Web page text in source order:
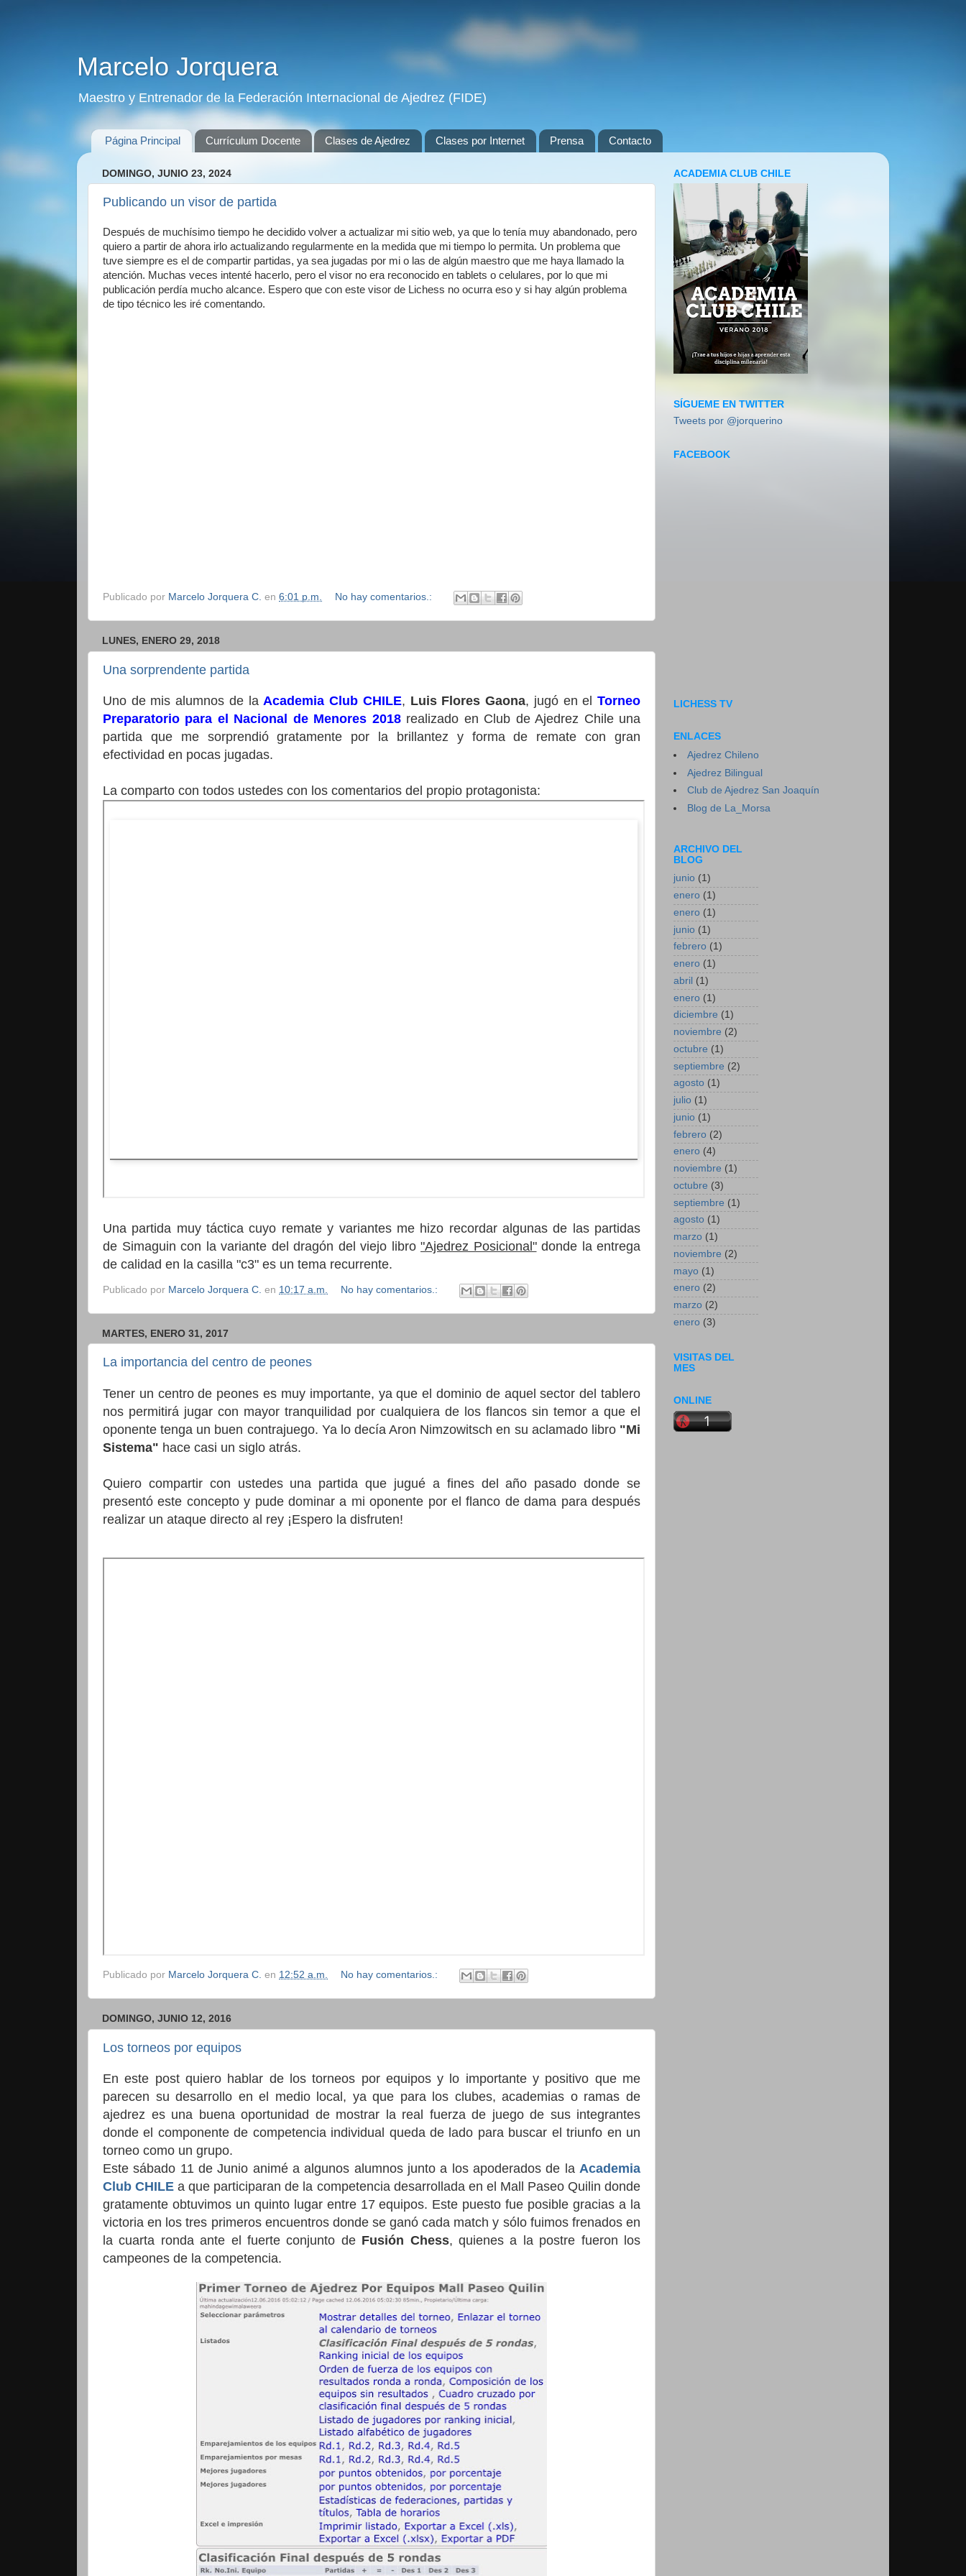
Marcelo Jorquera
Maestro y Entrenador de la Federación Internacional de Ajedrez (FIDE)
Página Principal Currículum Docente Clases de Ajedrez Clases por Internet Prensa Contacto
DOMINGO, JUNIO 23, 2024
Publicando un visor de partida
Después de muchísimo tiempo he decidido volver a actualizar mi sitio web, ya que lo tenía muy abandonado, pero
quiero a partir de ahora irlo actualizando regularmente en la medida que mi tiempo lo permita. Un problema que
tuve siempre es el de compartir partidas, ya sea jugadas por mi o las de algún maestro que me haya llamado la
atención. Muchas veces intenté hacerlo, pero el visor no era reconocido en tablets o celulares, por lo que mi
publicación perdía mucho alcance. Espero que con este visor de Lichess no ocurra eso y si hay algún problema
de tipo técnico les iré comentando.
Publicado por Marcelo Jorquera C. en 6:01 p.m. No hay comentarios.:
LUNES, ENERO 29, 2018
Una sorprendente partida
Uno de mis alumnos de laAcademia Club CHILE, Luis Flores Gaona, jugó en elTorneo
Preparatorio para el Nacional de Menores 2018realizado en Club de Ajedrez Chile una
partida que me sorprendió gratamente por la brillantez y forma de remate con gran
efectividad en pocas jugadas.
La comparto con todos ustedes con los comentarios del propio protagonista:
Una partida muy táctica cuyo remate y variantes me hizo recordar algunas de las partidas
de Simaguin con la variante del dragón del viejo libro "Ajedrez Posicional" donde la entrega
de calidad en la casilla "c3" es un tema recurrente.
Publicado por Marcelo Jorquera C. en 10:17 a.m. No hay comentarios.:
MARTES, ENERO 31, 2017
La importancia del centro de peones
Tener un centro de peones es muy importante, ya que el dominio de aquel sector del tablero
nos permitirá jugar con mayor tranquilidad por cualquiera de los flancos sin temor a que el
oponente tenga un buen contrajuego. Ya lo decía Aron Nimzowitsch en su aclamado libro "Mi
Sistema" hace casi un siglo atrás.
Quiero compartir con ustedes una partida que jugué a fines del año pasado donde se
presentó este concepto y pude dominar a mi oponente por el flanco de dama para después
realizar un ataque directo al rey ¡Espero la disfruten!
Publicado por Marcelo Jorquera C. en 12:52 a.m. No hay comentarios.:
DOMINGO, JUNIO 12, 2016
Los torneos por equipos
En este post quiero hablar de los torneos por equipos y lo importante y positivo que me
parecen su desarrollo en el medio local, ya que para los clubes, academias o ramas de
ajedrez es una buena oportunidad de mostrar la real fuerza de juego de sus integrantes
donde el componente de competencia individual queda de lado para buscar el triunfo en un
torneo como un grupo.
Este sábado 11 de Junio animé a algunos alumnos junto a los apoderados de la Academia
Club CHILE a que participaran de la competencia desarrollada en el Mall Paseo Quilin donde
gratamente obtuvimos un quinto lugar entre 17 equipos. Este puesto fue posible gracias a la
victoria en los tres primeros encuentros donde se ganó cada match y sólo fuimos frenados en
la cuarta ronda ante el fuerte conjunto deFusión Chess, quienes a la postre fueron los
campeones de la competencia.
ACADEMIA CLUB CHILE
SÍGUEME EN TWITTER
Tweets por @jorquerino
FACEBOOK
LICHESS TV
ENLACES
Ajedrez Chileno
Ajedrez Bilingual
Club de Ajedrez San Joaquín
Blog de La_Morsa
ARCHIVO DEL
BLOG
junio (1)
enero (1)
enero (1)
junio (1)
febrero (1)
enero (1)
abril (1)
enero (1)
diciembre (1)
noviembre (2)
octubre (1)
septiembre (2)
agosto (1)
julio (1)
junio (1)
febrero (2)
enero (4)
noviembre (1)
octubre (3)
septiembre (1)
agosto (1)
marzo (1)
noviembre (2)
mayo (1)
enero (2)
marzo (2)
enero (3)
VISITAS DEL
MES
ONLINE